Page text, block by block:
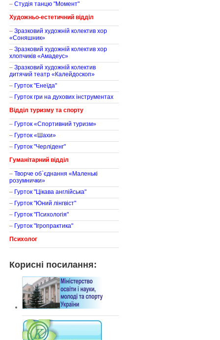
– Студія танцю "Момент"
Художньо-естетичний відділ
– Зразковий художній колектив хор
«Соняшник»
– Зразковий художній колектив хор
хлопчиків «Амадеус»
– Зразковий художній колектив
дитячий театр «Калейдоскоп»
– Гурток "Енеїда"
– Гурток гри на духових інструментах
Відділ туризму та спорту
– Гурток «Спортивний туризм»
– Гурток «Шахи»
– Гурток "Черліденг"
Гуманітарний відділ
– Творче об`єднання «Маленькі
розумнички»
– Гурток "Цікава англійська"
– Гурток "Юний лінгвіст"
– Гурток "Психологія"
– Гурток "Ігропрактика"
Психолог
Корисні посилання: